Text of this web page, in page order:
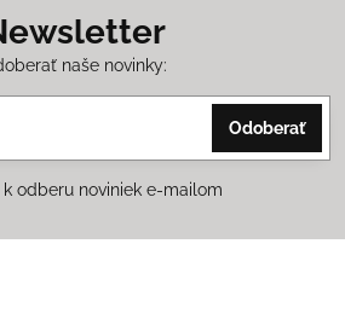
naše novinky:
Odoberať
odberu noviniek e-mailom